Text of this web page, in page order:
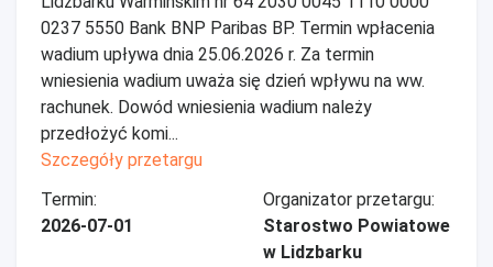
0237 5550 Bank BNP Paribas BP. Termin wpłacenia
wadium upływa dnia 25.06.2026 r. Za termin
wniesienia wadium uważa się dzień wpływu na ww.
rachunek. Dowód wniesienia wadium należy
przedłożyć komi...
Szczegóły przetargu
Termin:
2026-07-01
Organizator przetargu:
Starostwo Powiatowe
w Lidzbarku